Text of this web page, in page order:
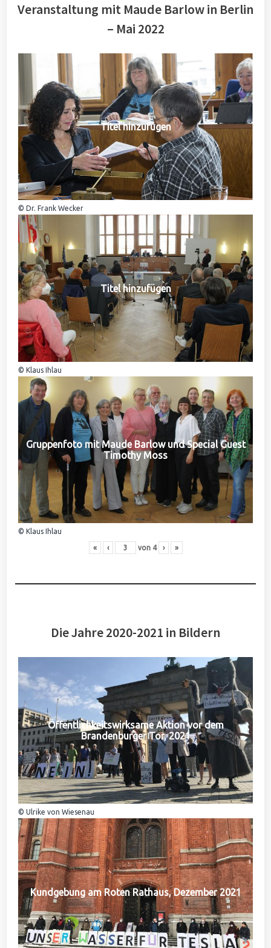
Veranstaltung mit Maude Barlow in Berlin
– Mai 2022
Titel hinzufügen
© Dr. Frank Wecker
Titel hinzufügen
© Klaus Ihlau
Gruppenfoto mit Maude Barlow und Special Guest
Timothy Moss
© Klaus Ihlau
« ‹ von 4 › »
Die Jahre 2020-2021 in Bildern
Öffentlichkeitswirksame Aktion vor dem
Brandenburger Tor, 2021
© Ulrike von Wiesenau
Kundgebung am Roten Rathaus, Dezember 2021